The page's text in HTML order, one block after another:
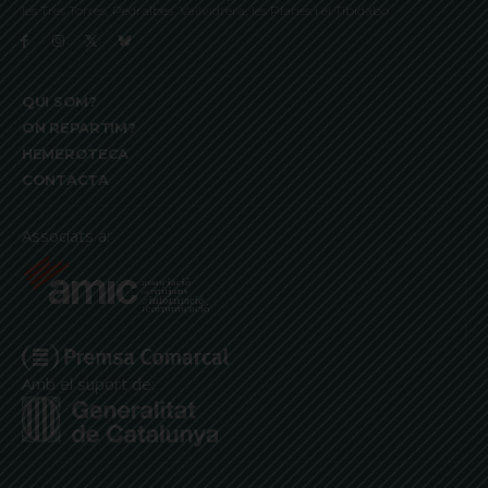
les Tres Torres, Pedralbes, Vallvidrera, les Planes i el Tibidabo
QUI SOM?
ON REPARTIM?
HEMEROTECA
CONTACTA
Associats a:
Amb el suport de: